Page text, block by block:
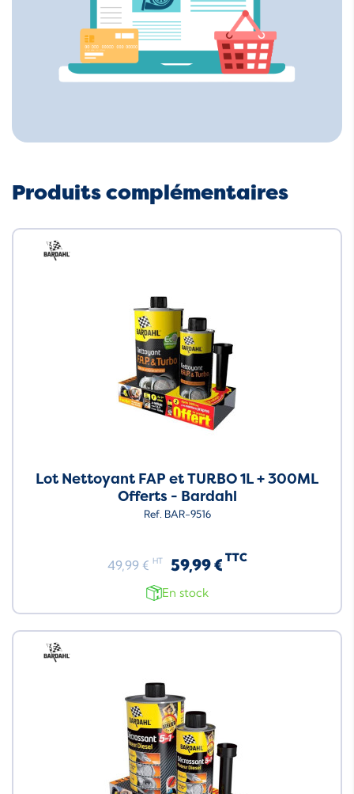
Produits complémentaires
Neuf
Lot Nettoyant FAP et TURBO 1L + 300ML
Offerts - Bardahl
Ref. BAR-9516
49,99 € HT 59,99 € TTC
En stock
Neuf